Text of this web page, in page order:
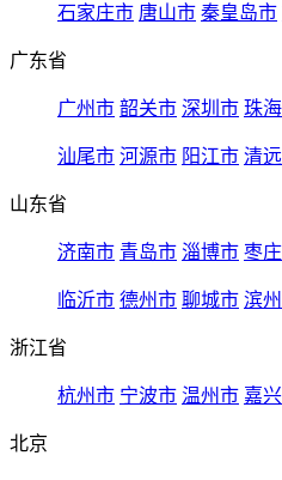
石家庄市 唐山市 秦皇岛市
广东省
广州市 韶关市 深圳市 珠
汕尾市 河源市 阳江市 清
山东省
济南市 青岛市 淄博市 枣
临沂市 德州市 聊城市 滨
浙江省
杭州市 宁波市 温州市 嘉
北京